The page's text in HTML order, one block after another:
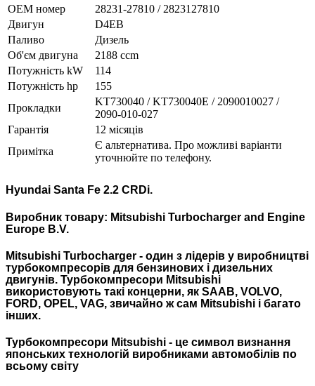
ОЕМ номер
28231-27810 / 2823127810
Двигун
D4EB
Паливо
Дизель
Об'єм двигуна
2188 ccm
Потужність kW
114
Потужність hp
155
Прокладки
KT730040 / KT730040E / 2090010027 /
2090-010-027
Гарантія
12 місяців
Примітка
Є альтернатива. Про можливі варіанти
уточнюйте по телефону.
Hyundai Santa Fe 2.2 CRDi.
Виробник товару: Mitsubishi Turbocharger and Engine
Europe B.V.
Mitsubishi Turbocharger - один з лідерів у виробництві
турбокомпресорів для бензинових і дизельних
двигунів. Турбокомпресори Mitsubishi
використовують такі концерни, як SAAB, VOLVO,
FORD, OPEL, VAG, звичайно ж сам Mitsubishi і багато
інших.
Турбокомпресори Mitsubishi - це символ визнання
японських технологій виробниками автомобілів по
всьому світу